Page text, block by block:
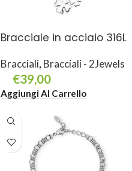
Bracciale in acciaio 316L
Bracciali, Bracciali - 2Jewels
€39,00
Aggiungi Al Carrello